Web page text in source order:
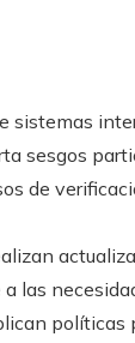
sistemas
sesgos
de
las
políticas